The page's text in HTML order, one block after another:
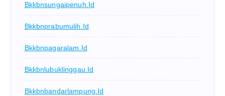
Bkkbnsungaipenuh.id
Bkkbnprabumulih.id
Bkkbnpagaralam.id
Bkkbnlubuklinggau.id
Bkkbnbandarlampung.id